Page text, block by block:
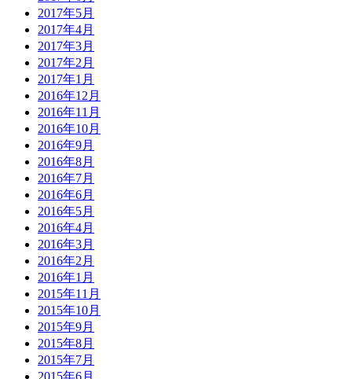
2017年5月
2017年4月
2017年3月
2017年2月
2017年1月
2016年12月
2016年11月
2016年10月
2016年9月
2016年8月
2016年7月
2016年6月
2016年5月
2016年4月
2016年3月
2016年2月
2016年1月
2015年11月
2015年10月
2015年9月
2015年8月
2015年7月
2015年6月